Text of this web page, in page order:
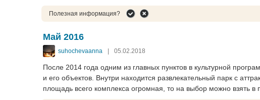
Полезная информация?
Май 2016
suhochevaanna | 05.02.2018
После 2014 года одним из главных пунктов в культурной
и его объектов. Внутри находится развлекательный парк с
площадь всего комплекса огромная, то на выбор можно взять в